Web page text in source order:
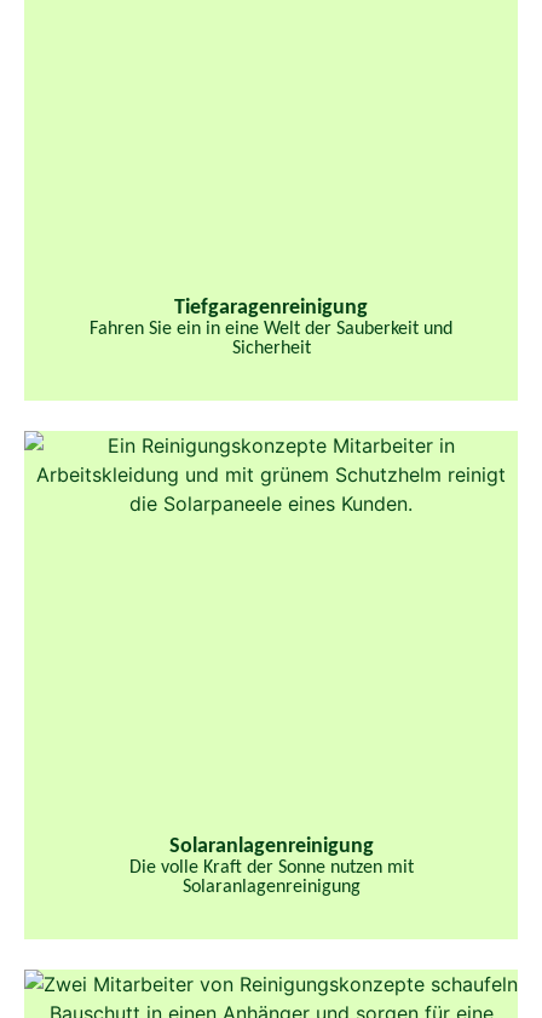
Tiefgaragenreinigung
Fahren Sie ein in eine Welt der Sauberkeit und
Sicherheit
Solaranlagenreinigung
Die volle Kraft der Sonne nutzen mit
Solaranlagenreinigung